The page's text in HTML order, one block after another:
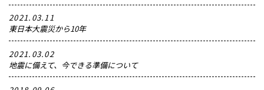
2021.03.11
東日本大震災から10年
2021.03.02
地震に備えて、今できる準備について